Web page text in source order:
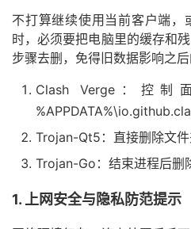
不打算继续使用当前客户端，
时，必须要把电脑里的缓存和
步骤去删，免得旧数据影响之后
Clash Verge：控
Trojan-Qt5：直接删除文件
Trojan-Go：结束进程后删
1. 上网安全与隐私防范提示